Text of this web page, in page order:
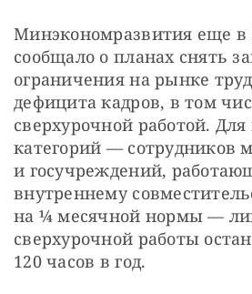
Минэкономразвития еще в
сообщало о планах снять
ограничения на рынке
дефицита кадров, в том
сверхурочной работой.
категорий — сотрудников
и госучреждений,
внутреннему
на ¼ месячной нормы —
сверхурочной работы
120 часов в год.